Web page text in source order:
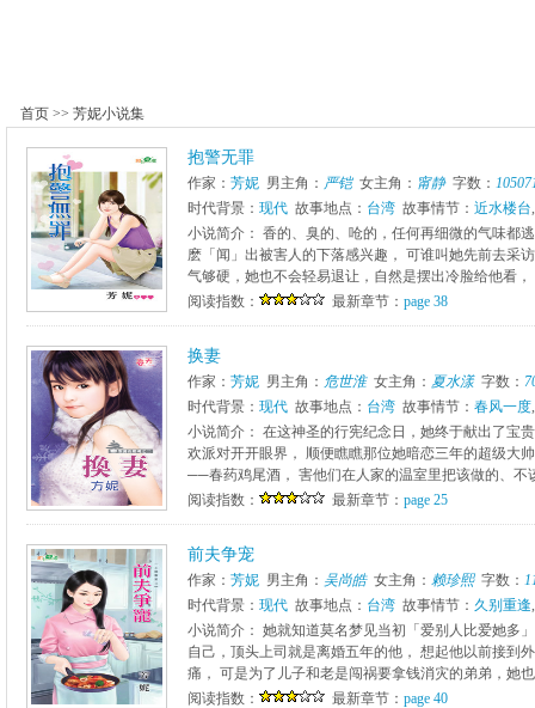
首页 >> 芳妮小说集
抱警无罪
作家： 芳妮 男主角： 严铠女主角： 甯静字数：
时代背景： 现代 故事地点： 台湾 故事情节： 近水楼台,
小说简介： 香的、臭的、呛的，任何再细微的气味都
麽「闻」出被害人的下落感兴趣， 可谁叫她先前去采
气够硬，她也不会轻易退让，自然是摆出冷脸给他看
阅读指数：
最新章节： page 38
换妻
作家： 芳妮 男主角： 危世淮女主角： 夏水漾字数：
时代背景： 现代 故事地点： 台湾 故事情节： 春风一度,
小说简介： 在这神圣的行宪纪念日，她终于献出了宝
欢派对开开眼界， 顺便瞧瞧那位她暗恋三年的超级大
──春药鸡尾酒， 害他们在人家的温室里把该做的、不
阅读指数：
最新章节： page 25
前夫争宠
作家： 芳妮 男主角： 吴尚皓女主角： 赖珍熙字数：
时代背景： 现代 故事地点： 台湾 故事情节： 久别重逢,
小说简介： 她就知道莫名梦见当初「爱别人比爱她多
自己，顶头上司就是离婚五年的他， 想起他以前接到
痛， 可是为了儿子和老是闯祸要拿钱消灾的弟弟，她
阅读指数：
最新章节： page 40